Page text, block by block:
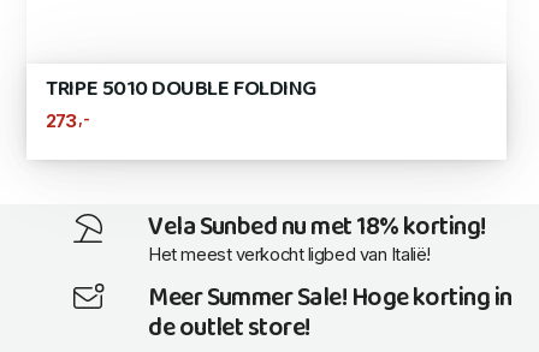
TRIPE 5010 DOUBLE FOLDING
273,-
Vela Sunbed nu met 18% korting!
Het meest verkocht ligbed van Italië!
Meer Summer Sale! Hoge korting in
de outlet store!